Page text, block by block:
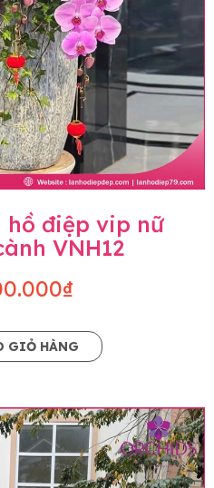
hồ điệp vip nữ
VNH12
GIỎ HÀNG